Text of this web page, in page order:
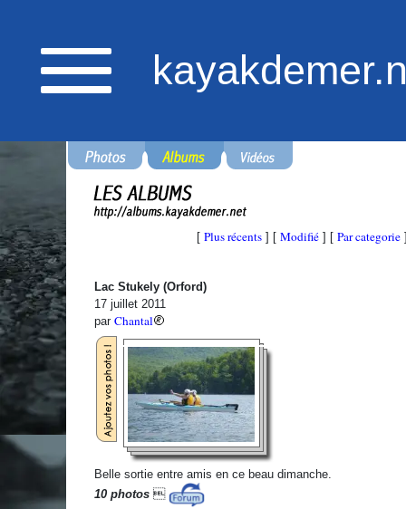
[ Plus récents ] [ Modifié ] [ Par categorie
Lac Stukely (Orford)
17 juillet 2011
par Chantal
Belle sortie entre amis en ce beau dimanche.
10 photos